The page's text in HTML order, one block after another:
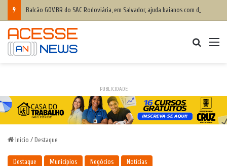
PUBLICIDADE
Início / Destaque
Destaque Municípios Negócios Notícias